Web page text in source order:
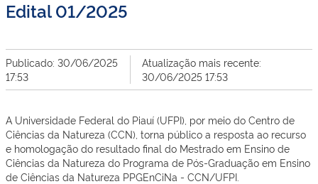
Edital 01/2025
Publicado: 30/06/2025
17:53
Atualização mais recente:
30/06/2025 17:53
A Universidade Federal do Piauí (UFPI), por meio do Centro de
Ciências da Natureza (CCN), torna público a resposta ao recurso
e homologação do resultado final do Mestrado em Ensino de
Ciências da Natureza do Programa de Pós-Graduação em Ensino
de Ciências da Natureza PPGEnCiNa - CCN/UFPI.